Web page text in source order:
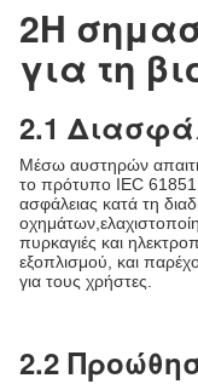
2Η
για τη
2.1
Μέσω αυστηρών
το πρότυπο IEC 61851
ασφάλειας κατά τη
πυρκαγιές και
εξοπλισμού, και
για τους χρήστες.
2.2